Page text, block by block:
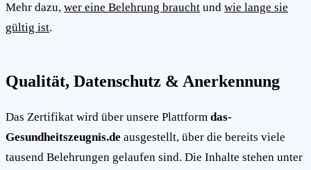
Mehr dazu, wer eine Belehrung braucht und wie lange sie
gültig ist.
Qualität, Datenschutz & Anerkennung
Das Zertifikat wird über unsere Plattform das-
Gesundheitszeugnis.de ausgestellt, über die bereits viele
tausend Belehrungen gelaufen sind. Die Inhalte stehen unter